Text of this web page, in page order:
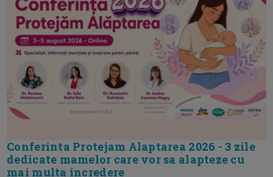
Conferinta Protejam Alaptarea 2026 - 3 zile
dedicate mamelor care vor sa alapteze cu
mai multa incredere